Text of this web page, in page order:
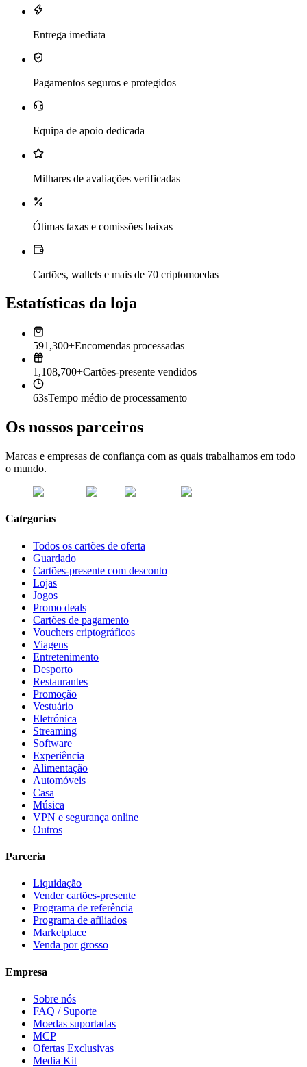
Entrega imediata
Pagamentos seguros e protegidos
Equipa de apoio dedicada
Milhares de avaliações verificadas
Ótimas taxas e comissões baixas
Cartões, wallets e mais de 70 criptomoedas
Estatísticas da loja
591,300+Encomendas processadas
1,108,700+Cartões-presente vendidos
63sTempo médio de processamento
Os nossos parceiros
Marcas e empresas de confiança com as quais trabalhamos em todo
o mundo.
Categorias
Todos os cartões de oferta
Guardado
Cartões-presente com desconto
Lojas
Jogos
Promo deals
Cartões de pagamento
Vouchers criptográficos
Viagens
Entretenimento
Desporto
Restaurantes
Promoção
Vestuário
Eletrónica
Streaming
Software
Experiência
Alimentação
Automóveis
Casa
Música
VPN e segurança online
Outros
Parceria
Liquidação
Vender cartões-presente
Programa de referência
Programa de afiliados
Marketplace
Venda por grosso
Empresa
Sobre nós
FAQ / Suporte
Moedas suportadas
MCP
Ofertas Exclusivas
Media Kit